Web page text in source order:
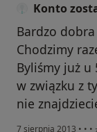
Konto
Bardzo
Chodzimy
Byliśmy już u
w związku z
nie
7 sierpnia 2013 • • •